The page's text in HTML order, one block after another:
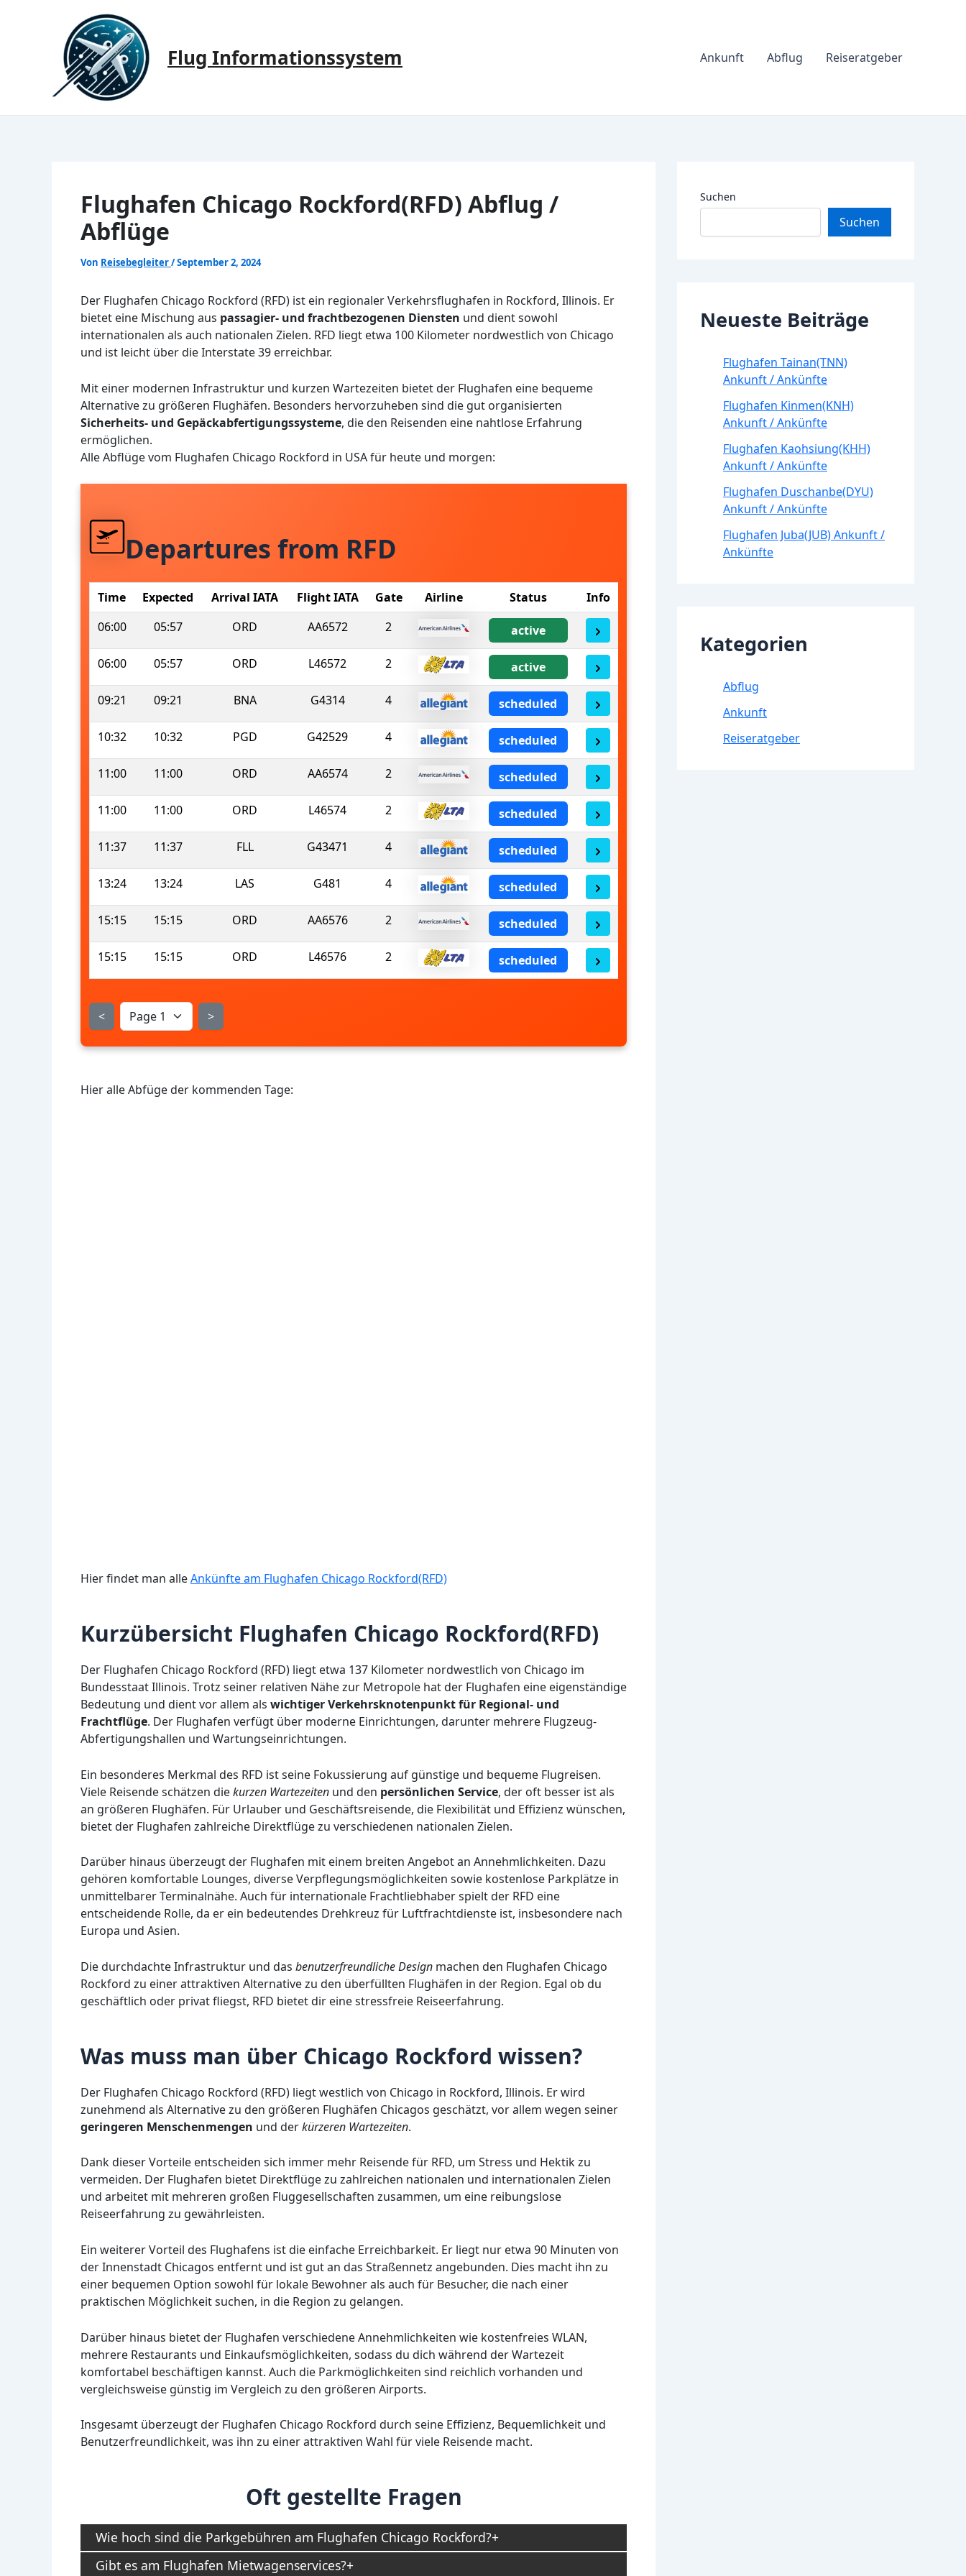
Flug Informationssystem Ankunft Abflug Reiseratgeber
Flughafen Chicago Rockford(RFD) Abflug /
Abflüge
Von Reisebegleiter/September 2, 2024
Der Flughafen Chicago Rockford (RFD) ist ein regionaler Verkehrsflughafen in Rockford, Illinois. Er
bietet eine Mischung aus passagier- und frachtbezogenen Diensten und dient sowohl
internationalen als auch nationalen Zielen. RFD liegt etwa 100 Kilometer nordwestlich von Chicago
und ist leicht über die Interstate 39 erreichbar.
Mit einer modernen Infrastruktur und kurzen Wartezeiten bietet der Flughafen eine bequeme
Alternative zu größeren Flughäfen. Besonders hervorzuheben sind die gut organisierten
Sicherheits- und Gepäckabfertigungssysteme, die den Reisenden eine nahtlose Erfahrung
ermöglichen.
Alle Abflüge vom Flughafen Chicago Rockford in USA für heute und morgen:
Departures from RFD
Time Expected Arrival IATA Flight IATA Gate Airline Status
Info
06:00
05:57 ORD AA6572 2 active
06:00 05:57 ORD L46572 2 active
09:21 09:21 BNA G4314 4 scheduled
10:32 10:32 PGD G42529 4 scheduled
11:00 11:00 ORD AA6574 2 scheduled
11:00 11:00 ORD L46574 2 scheduled
11:37 11:37 FLL G43471 4 scheduled
13:24 13:24 LAS G481 4 scheduled
15:15 15:15 ORD AA6576 2 scheduled
15:15 15:15 ORD L46576 2 scheduled
< >
Hier alle Abfüge der kommenden Tage:
Hier findet man alleAnkünfte am Flughafen Chicago Rockford(RFD)
Kurzübersicht Flughafen Chicago Rockford(RFD)
Der Flughafen Chicago Rockford (RFD) liegt etwa 137 Kilometer nordwestlich von Chicago im
Bundesstaat Illinois. Trotz seiner relativen Nähe zur Metropole hat der Flughafen eine eigenständige
Bedeutung und dient vor allem als wichtiger Verkehrsknotenpunkt für Regional- und
Frachtflüge. Der Flughafen verfügt über moderne Einrichtungen, darunter mehrere Flugzeug-
Abfertigungshallen und Wartungseinrichtungen.
Ein besonderes Merkmal des RFD ist seine Fokussierung auf günstige und bequeme Flugreisen.
Viele Reisende schätzen diekurzen Wartezeiten und den persönlichen Service, der oft besser ist als
an größeren Flughäfen. Für Urlauber und Geschäftsreisende, die Flexibilität und Effizienz wünschen,
bietet der Flughafen zahlreiche Direktflüge zu verschiedenen nationalen Zielen.
Darüber hinaus überzeugt der Flughafen mit einem breiten Angebot an Annehmlichkeiten. Dazu
gehören komfortable Lounges, diverse Verpflegungsmöglichkeiten sowie kostenlose Parkplätze in
unmittelbarer Terminalnähe. Auch für internationale Frachtliebhaber spielt der RFD eine
entscheidende Rolle, da er ein bedeutendes Drehkreuz für Luftfrachtdienste ist, insbesondere nach
Europa und Asien.
Die durchdachte Infrastruktur und das benutzerfreundliche Design machen den Flughafen Chicago
Rockford zu einer attraktiven Alternative zu den überfüllten Flughäfen in der Region. Egal ob du
geschäftlich oder privat fliegst, RFD bietet dir eine stressfreie Reiseerfahrung.
Was muss man über Chicago Rockford wissen?
Der Flughafen Chicago Rockford (RFD) liegt westlich von Chicago in Rockford, Illinois. Er wird
zunehmend als Alternative zu den größeren Flughäfen Chicagos geschätzt, vor allem wegen seiner
geringeren Menschenmengen und derkürzeren Wartezeiten.
Dank dieser Vorteile entscheiden sich immer mehr Reisende für RFD, um Stress und Hektik zu
vermeiden. Der Flughafen bietet Direktflüge zu zahlreichen nationalen und internationalen Zielen
und arbeitet mit mehreren großen Fluggesellschaften zusammen, um eine reibungslose
Reiseerfahrung zu gewährleisten.
Ein weiterer Vorteil des Flughafens ist die einfache Erreichbarkeit. Er liegt nur etwa 90 Minuten von
der Innenstadt Chicagos entfernt und ist gut an das Straßennetz angebunden. Dies macht ihn zu
einer bequemen Option sowohl für lokale Bewohner als auch für Besucher, die nach einer
praktischen Möglichkeit suchen, in die Region zu gelangen.
Darüber hinaus bietet der Flughafen verschiedene Annehmlichkeiten wie kostenfreies WLAN,
mehrere Restaurants und Einkaufsmöglichkeiten, sodass du dich während der Wartezeit
komfortabel beschäftigen kannst. Auch die Parkmöglichkeiten sind reichlich vorhanden und
vergleichsweise günstig im Vergleich zu den größeren Airports.
Insgesamt überzeugt der Flughafen Chicago Rockford durch seine Effizienz, Bequemlichkeit und
Benutzerfreundlichkeit, was ihn zu einer attraktiven Wahl für viele Reisende macht.
Oft gestellte Fragen
Wie hoch sind die Parkgebühren am Flughafen Chicago Rockford?
Gibt es am Flughafen Mietwagenservices?
Suchen
Suchen
Neueste Beiträge
Flughafen Tainan(TNN)
Ankunft / Ankünfte
Flughafen Kinmen(KNH)
Ankunft / Ankünfte
Flughafen Kaohsiung(KHH)
Ankunft / Ankünfte
Flughafen Duschanbe(DYU)
Ankunft / Ankünfte
Flughafen Juba(JUB) Ankunft /
Ankünfte
Kategorien
Abflug
Ankunft
Reiseratgeber